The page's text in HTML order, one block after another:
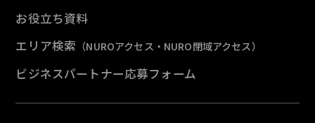
お役立ち資料
エリア検索 （NUROアクセス・NURO閉域アクセス）
ビジネスパートナー応募フォーム